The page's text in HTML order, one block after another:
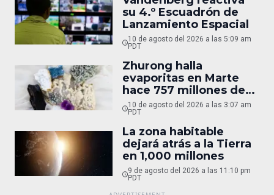
su 4.º Escuadrón de
Lanzamiento Espacial
10 de agosto del 2026 a las 5:09 am
PDT
Zhurong halla
evaporitas en Marte
hace 757 millones de
años
10 de agosto del 2026 a las 3:07 am
PDT
La zona habitable
dejará atrás a la Tierra
en 1,000 millones
9 de agosto del 2026 a las 11:10 pm
PDT